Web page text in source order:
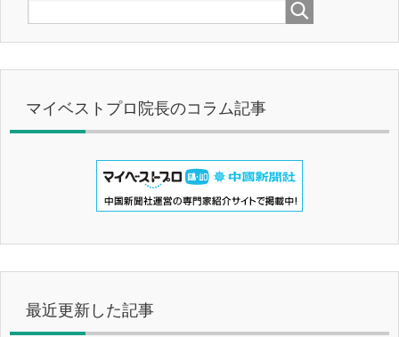
マイベストプロ院長のコラム記事
最近更新した記事